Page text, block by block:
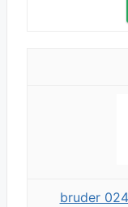
bruder